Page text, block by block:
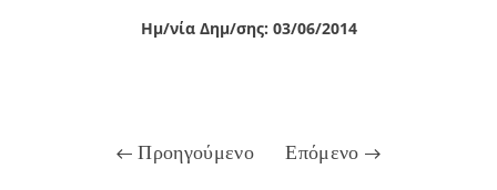
Ημ/νία Δημ/σης: 03/06/2014
Προηγούμενο Επόμενο